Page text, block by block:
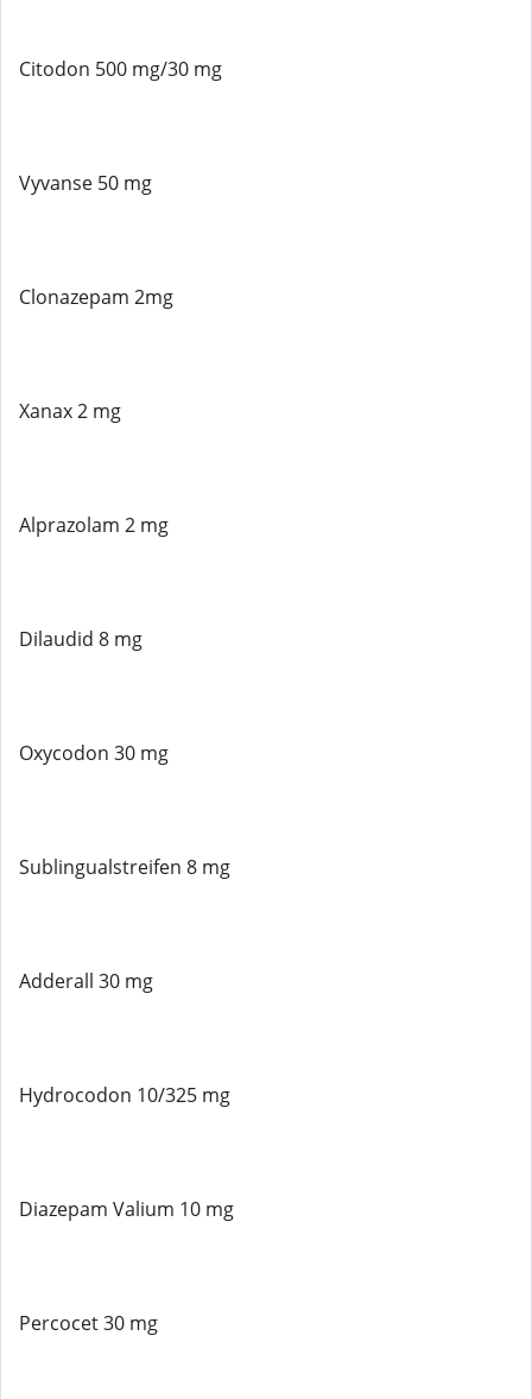
Citodon 500 mg/30 mg
Vyvanse 50 mg
Clonazepam 2mg
Xanax 2 mg
Alprazolam 2 mg
Dilaudid 8 mg
Oxycodon 30 mg
Sublingualstreifen 8 mg
Adderall 30 mg
Hydrocodon 10/325 mg
Diazepam Valium 10 mg
Percocet 30 mg